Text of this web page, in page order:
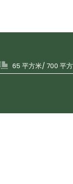
65 平方米/ 700 平